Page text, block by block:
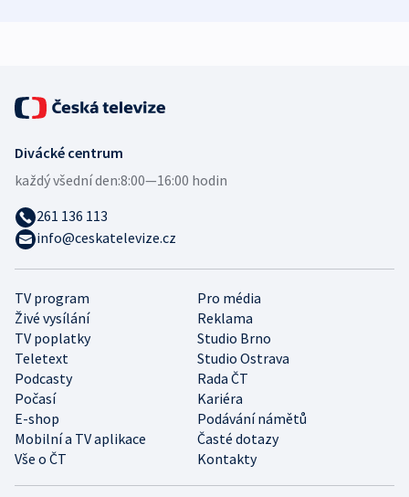
TV program
Pro média
Živé vysílání
Reklama
TV poplatky
Studio Brno
Teletext
Studio Ostrava
Podcasty
Rada ČT
Počasí
Kariéra
E-shop
Podávání námětů
Mobilní a TV aplikace
Časté dotazy
Vše o ČT
Kontakty
Divácké centrum
každý všední den:8:00—16:00 hodin
261 136 113
info@ceskatelevize.cz